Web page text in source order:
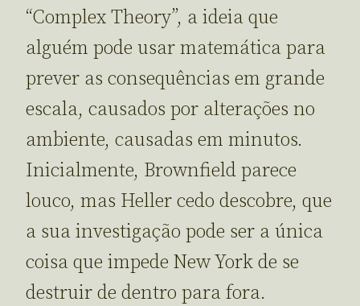
“Complex Theory”, a ideia que
alguém pode usar matemática para
prever as consequências em grande
escala, causados por alterações no
ambiente, causadas em minutos.
Inicialmente, Brownfield parece
louco, mas Heller cedo descobre, que
a sua investigação pode ser a única
coisa que impede New York de se
destruir de dentro para fora.